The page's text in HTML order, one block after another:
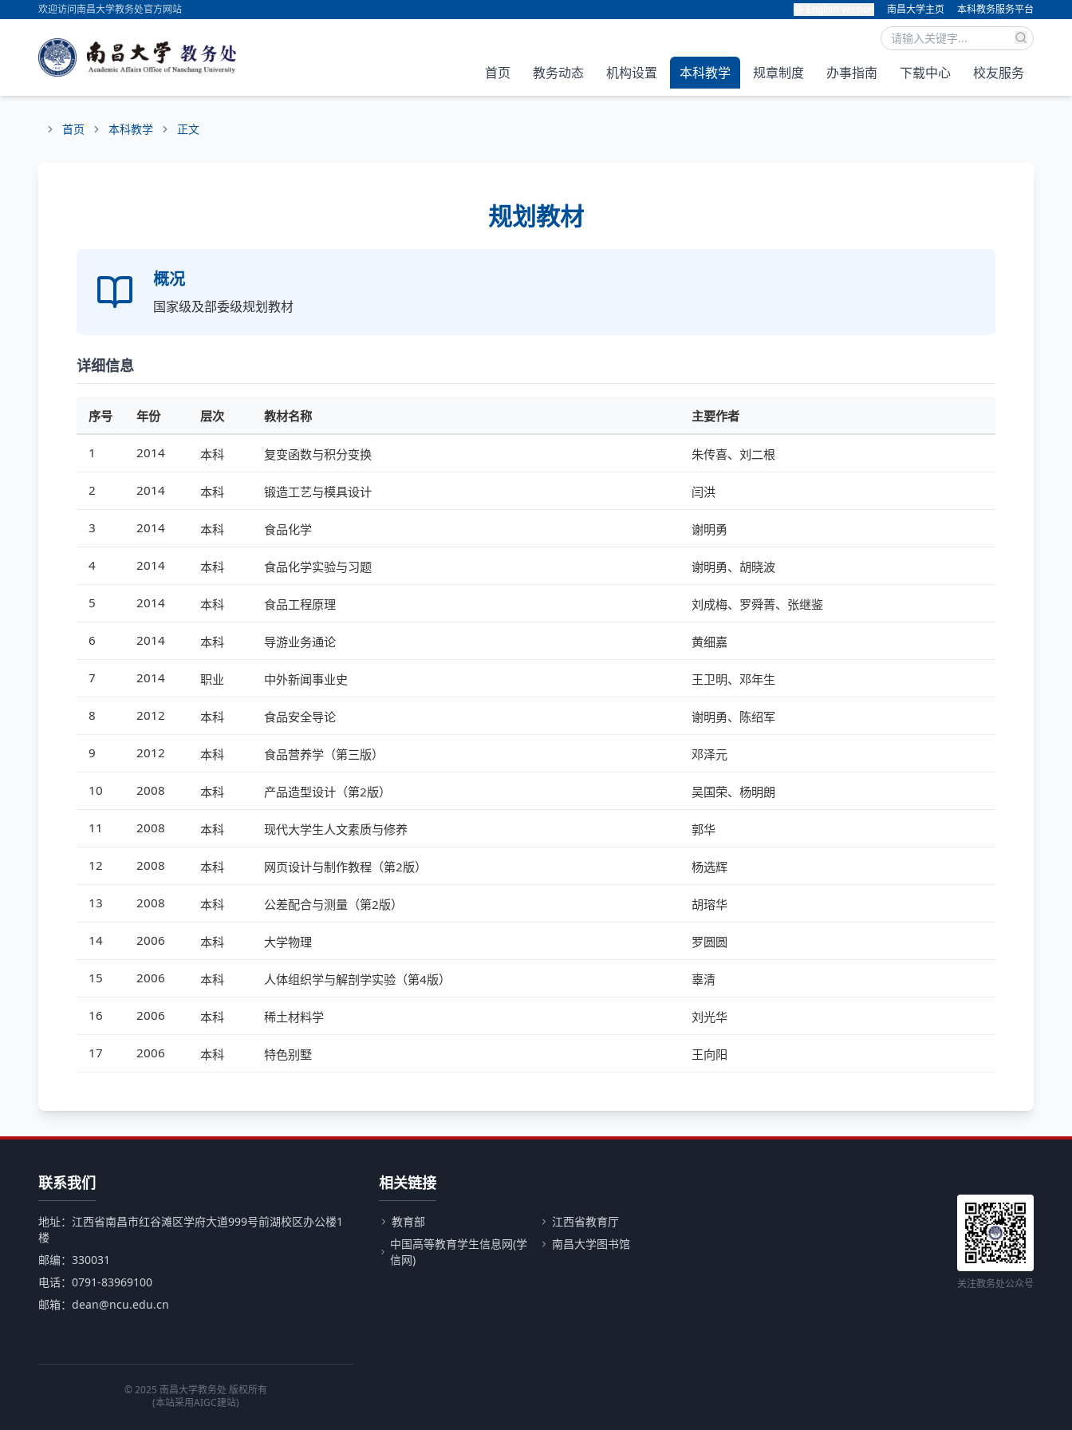
欢迎访问南昌大学教务处官方网站 南昌大学主页 本科教务服务平台
首页 教务动态 机构设置 本科教学 规章制度 办事指南 下载中心 校友服务
首页 本科教学 正文
规划教材
概况
国家级及部委级规划教材
详细信息
序号 年份 层次 教材名称 主要作者
1 2014 本科 复变函数与积分变换 朱传喜、刘二根
2 2014 本科 锻造工艺与模具设计 闫洪
3 2014 本科 食品化学 谢明勇
4 2014 本科 食品化学实验与习题 谢明勇、胡晓波
5 2014 本科 食品工程原理 刘成梅、罗舜菁、张继鉴
6 2014 本科 导游业务通论 黄细嘉
7 2014 职业 中外新闻事业史 王卫明、邓年生
8 2012 本科 食品安全导论 谢明勇、陈绍军
9 2012 本科 食品营养学（第三版） 邓泽元
10 2008 本科 产品造型设计（第2版） 吴国荣、杨明朗
11 2008 本科 现代大学生人文素质与修养 郭华
12 2008 本科 网页设计与制作教程（第2版） 杨选辉
13 2008 本科 公差配合与测量（第2版） 胡瑢华
14 2006 本科 大学物理 罗圆圆
15 2006 本科 人体组织学与解剖学实验（第4版） 辜清
16 2006 本科 稀土材料学 刘光华
17 2006 本科 特色别墅 王向阳
联系我们
地址：江西省南昌市红谷滩区学府大道999号前湖校区办公楼1
楼
邮编：330031
电话：0791-83969100
邮箱：dean@ncu.edu.cn
相关链接
教育部
江西省教育厅
中国高等教育学生信息网(学
信网)
南昌大学图书馆
关注教务处公众号
© 2025 南昌大学教务处 版权所有
(本站采用AIGC建站)